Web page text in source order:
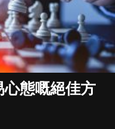
態嘅絕佳方